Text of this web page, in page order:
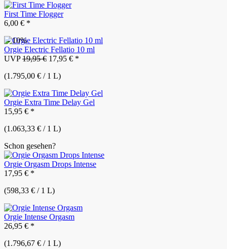
First Time Flogger
6,00 € *
- 10%
Orgie Electric Fellatio 10 ml
UVP19,95 € 17,95 € *
(1.795,00 € / 1 L)
Orgie Extra Time Delay Gel
15,95 € *
(1.063,33 € / 1 L)
Schon gesehen?
Orgie Orgasm Drops Intense
17,95 € *
(598,33 € / 1 L)
Orgie Intense Orgasm
26,95 € *
(1.796,67 € / 1 L)